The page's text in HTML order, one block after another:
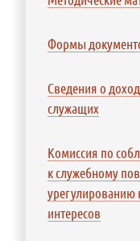
Формы
Сведения о
служащих
Комиссия по
к служебному
урегулированию
интересов